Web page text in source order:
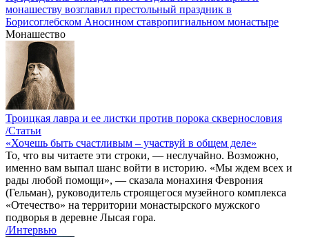
монашеству возглавил престольный праздник в
Борисоглебском Аносином ставропигиальном монастыре
Монашество
Троицкая лавра и ее листки против порока сквернословия
/Статьи
«Хочешь быть счастливым – участвуй в общем деле»
То, что вы читаете эти строки, — неслучайно. Возможно,
именно вам выпал шанс войти в историю. «Мы ждем всех и
рады любой помощи», — сказала монахиня Феврония
(Гельман), руководитель строящегося музейного комплекса
«Отечество» на территории монастырского мужского
подворья в деревне Лысая гора.
/Интервью